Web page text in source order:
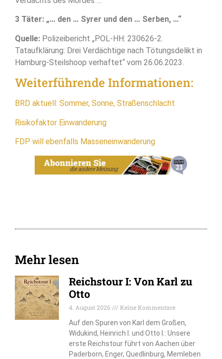
3 Täter: „… den … Syrer und den … Serben, …“
Quelle: Polizeibericht „POL-HH: 230626-2.
Tataufklärung: Drei Verdächtige nach Tötungsdelikt in
Hamburg-Steilshoop verhaftet“ vom 26.06.2023.
Weiterführende Informationen:
BRD aktuell: Sommer, Sonne, Straßenschlacht
Risikofaktor Einwanderung
FDP will ebenfalls Masseneinwanderung
Mehr lesen
Reichstour I: Von Karl zu
Otto
4. August 2026
Keine Kommentare
Auf den Spuren von Karl dem Großen,
Widukind, Heinrich I. und Otto I.: Unsere
erste Reichstour führt von Aachen über
Paderborn, Enger, Quedlinburg, Memleben